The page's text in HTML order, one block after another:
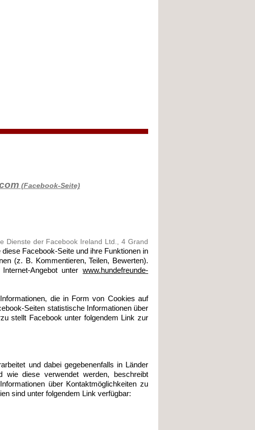
(Facebook-Seite)
Dienste der Facebook Ireland Ltd., 4 Grand
Facebook-Seite und ihre Funktionen in
(z. B. Kommentieren, Teilen, Bewerten).
Angebot unter www.hundefreunde-
die in Form von Cookies auf
Seiten statistische Informationen über
stellt Facebook unter folgendem Link zur
und dabei gegebenenfalls in Länder
wie diese verwendet werden, beschreibt
über Kontaktmöglichkeiten zu
sind unter folgendem Link verfügbar: